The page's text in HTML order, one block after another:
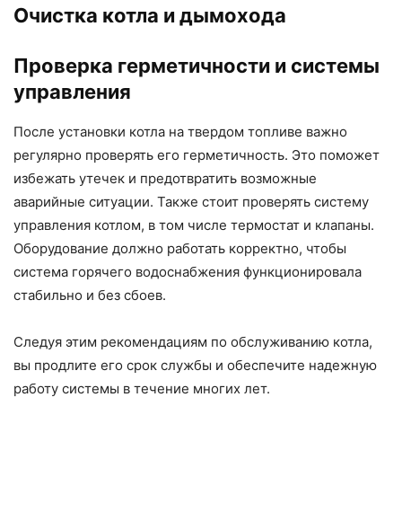
Очистка котла и дымохода
Проверка герметичности и системы
управления
После установки котла на твердом топливе важно
регулярно проверять его герметичность. Это поможет
избежать утечек и предотвратить возможные
аварийные ситуации. Также стоит проверять систему
управления котлом, в том числе термостат и клапаны.
Оборудование должно работать корректно, чтобы
система горячего водоснабжения функционировала
стабильно и без сбоев.
Следуя этим рекомендациям по обслуживанию котла,
вы продлите его срок службы и обеспечите надежную
работу системы в течение многих лет.